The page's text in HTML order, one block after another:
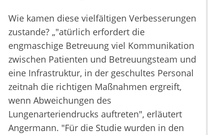
Wie kamen diese vielfältigen Verbesserungen
zustande? „"atürlich erfordert die
engmaschige Betreuung viel Kommunikation
zwischen Patienten und Betreuungsteam und
eine Infrastruktur, in der geschultes Personal
zeitnah die richtigen Maßnahmen ergreift,
wenn Abweichungen des
Lungenarteriendrucks auftreten", erläutert
Angermann. "Für die Studie wurden in den